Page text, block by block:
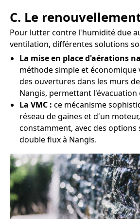
C. Le
Pour lutter contre l'humidité due
ventilation, différentes solutions
La mise en place d'aérations
méthode simple et économique
des ouvertures dans les murs
Nangis, permettant
La VMC : ce mécanisme
réseau de gaines et d'un
constamment, avec des options
double flux à Nangis.